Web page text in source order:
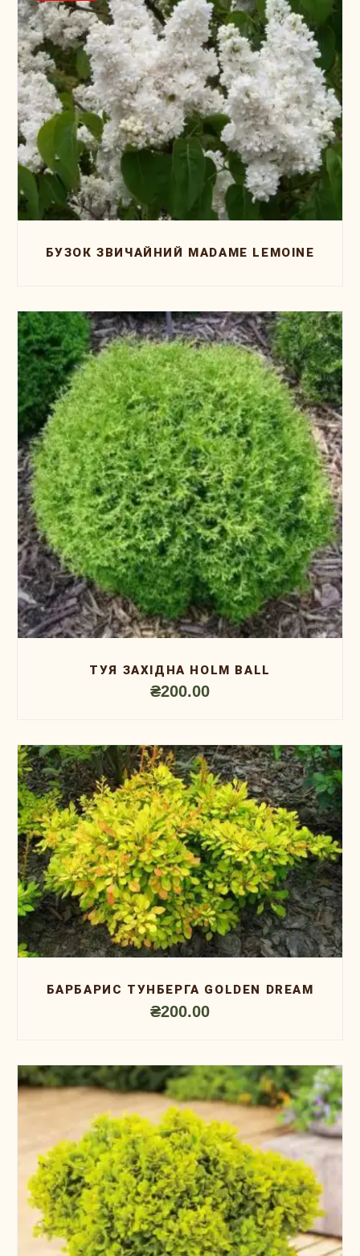
БУЗОК ЗВИЧАЙНИЙ MADAME LEMOINE
ТУЯ ЗАХІДНА HOLM BALL
₴200.00
БАРБАРИС ТУНБЕРГА GOLDEN DREAM
₴200.00